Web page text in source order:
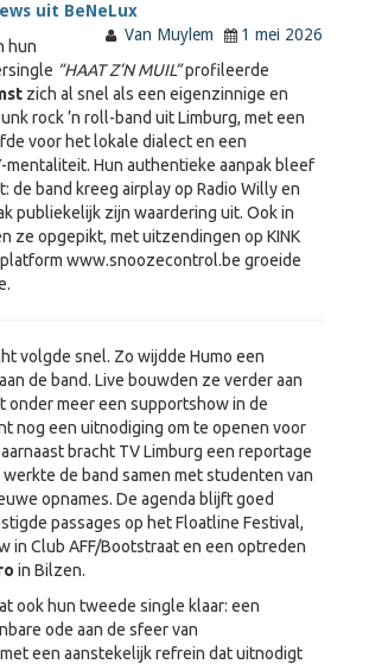
uit BeNeLux
Van Muylem
1 mei 2026
hun
“HAAT Z’N MUIL”profileerde
zich al snel als een eigenzinnige en
rock ’n roll-band uit Limburg, met een
voor het lokale dialect en een
mentaliteit. Hun authentieke aanpak bleef
de band kreeg airplay op Radio Willy en
publiekelijk zijn waardering uit. Ook in
ze opgepikt, met uitzendingen op KINK
www.snoozecontrol.be groeide
volgde snel. Zo wijdde Humo een
de band. Live bouwden ze verder aan
onder meer een supportshow in de
nog een uitnodiging om te openen voor
bracht TV Limburg een reportage
de band samen met studenten van
opnames. De agenda blijft goed
passages op het Floatline Festival,
in Club AFF/Bootstraat en een optreden
in Bilzen.
ook hun tweede single klaar: een
ode aan de sfeer van
een aanstekelijk refrein dat uitnodigt